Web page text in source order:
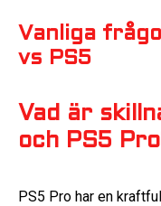
Vanliga
vs PS5
Vad är
och PS5
PS5 Pro har en